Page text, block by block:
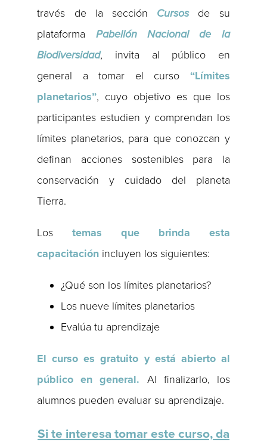
través de la sección Cursosde su
plataforma Pabellón Nacional de la
Biodiversidad, invita al público en
general a tomar el curso “Límites
planetarios”, cuyo objetivo es que los
participantes estudien y comprendan los
límites planetarios, para que conozcan y
definan acciones sostenibles para la
conservación y cuidado del planeta
Tierra.
Lostemas que brinda esta
capacitación incluyen los siguientes:
¿Qué son los límites planetarios?
Los nueve límites planetarios
Evalúa tu aprendizaje
El curso es gratuito y está abierto al
público en general. Al finalizarlo, los
alumnos pueden evaluar su aprendizaje.
Si te interesa tomar este curso, da